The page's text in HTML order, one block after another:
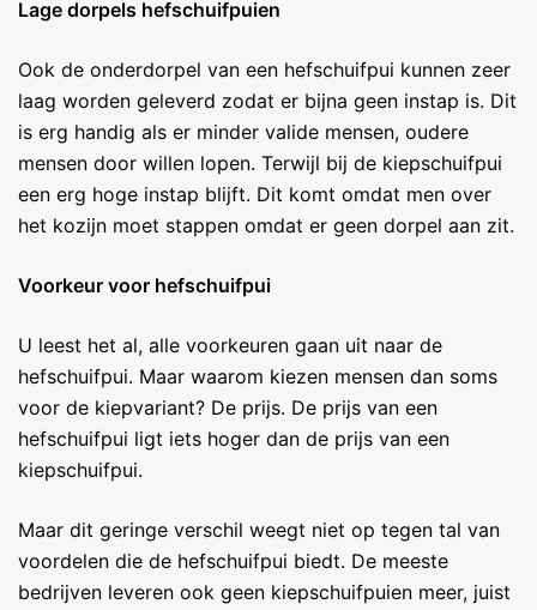
Lage dorpels hefschuifpuien
Ook de onderdorpel van een hefschuifpui kunnen zeer
laag worden geleverd zodat er bijna geen instap is. Dit
is erg handig als er minder valide mensen, oudere
mensen door willen lopen. Terwijl bij de kiepschuifpui
een erg hoge instap blijft. Dit komt omdat men over
het kozijn moet stappen omdat er geen dorpel aan zit.
Voorkeur voor hefschuifpui
U leest het al, alle voorkeuren gaan uit naar de
hefschuifpui. Maar waarom kiezen mensen dan soms
voor de kiepvariant? De prijs. De prijs van een
hefschuifpui ligt iets hoger dan de prijs van een
kiepschuifpui.
Maar dit geringe verschil weegt niet op tegen tal van
voordelen die de hefschuifpui biedt. De meeste
bedrijven leveren ook geen kiepschuifpuien meer, juist